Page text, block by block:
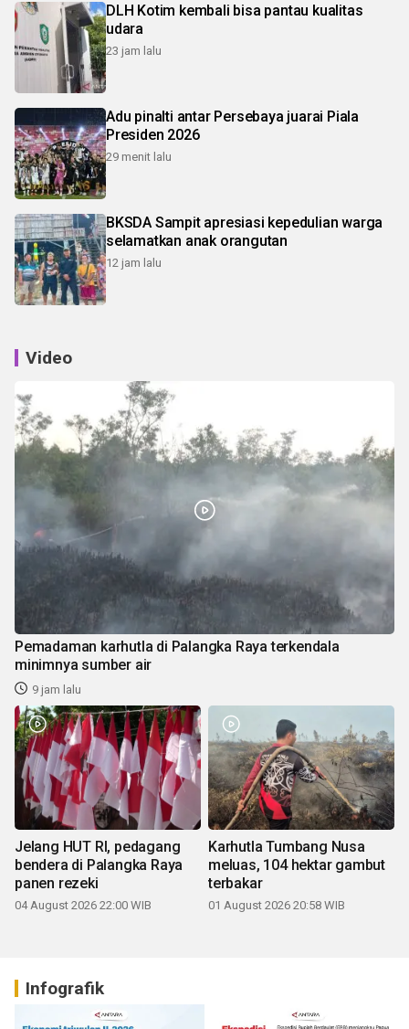
DLH Kotim kembali bisa pantau kualitas
udara
23 jam lalu
Adu pinalti antar Persebaya juarai Piala
Presiden 2026
29 menit lalu
BKSDA Sampit apresiasi kepedulian warga
selamatkan anak orangutan
12 jam lalu
Video
Pemadaman karhutla di Palangka Raya terkendala
minimnya sumber air
9 jam lalu
Jelang HUT RI, pedagang
bendera di Palangka Raya
panen rezeki
04 August 2026 22:00 WIB
Karhutla Tumbang Nusa
meluas, 104 hektar gambut
terbakar
01 August 2026 20:58 WIB
Infografik